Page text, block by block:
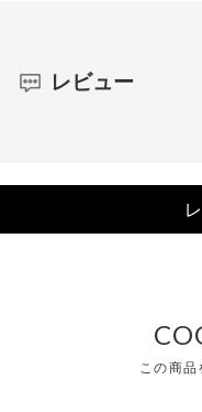
レビュー
この商品